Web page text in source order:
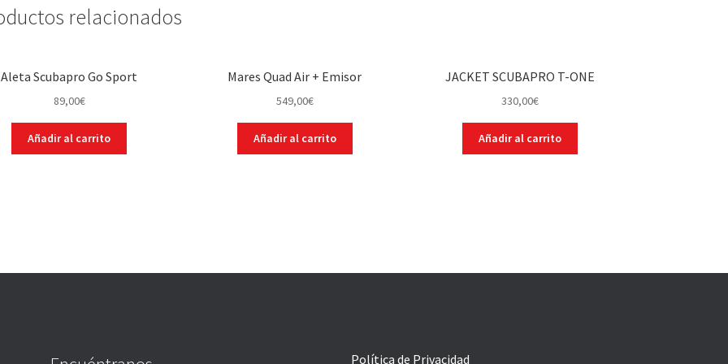
relacionados
Aleta Scubapro Go Sport
89,00€
Añadir al carrito
Mares Quad Air + Emisor
549,00€
Añadir al carrito
JACKET SCUBAPRO T-ONE
330,00€
Añadir al carrito
Política de Privacidad